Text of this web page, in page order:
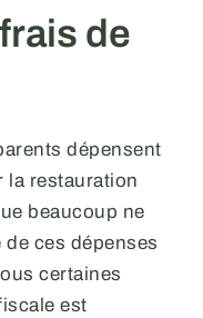
de
dépensent
la restauration
beaucoup ne
de ces dépenses
certaines
est